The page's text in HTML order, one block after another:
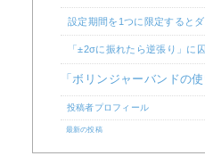
設定期間を1つに限定すると
「±2σに振れたら逆張り」に
「ボリンジャーバンドの
投稿者プロフィール
最新の投稿